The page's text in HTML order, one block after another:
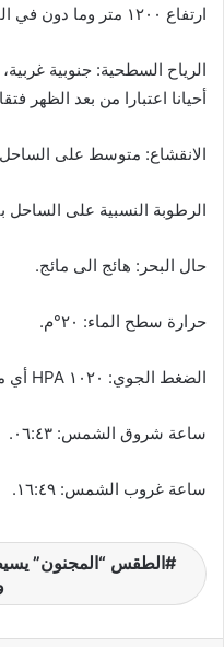
ارتفاع ١٢٠٠ متر وما دون في المناطق الشمالية والداخلية.
أحيانا اعتبارا من بعد الظهر فتقارب
الانقشاع: متوسط على الساحل
الرطوبة النسبية على الساحل بين: ٥٠
حال البحر: هائج الى مائج.
حرارة سطح الماء: ٢٠°م.
الضغط الجوي: ١٠٢٠ HPA أي ما يعادل: ٧٦٥ ملم زئبق.
ساعة شروق الشمس: ٠٦:٤٣.
ساعة غروب الشمس: ١٦:٤٩.
الطقس “المجنون”